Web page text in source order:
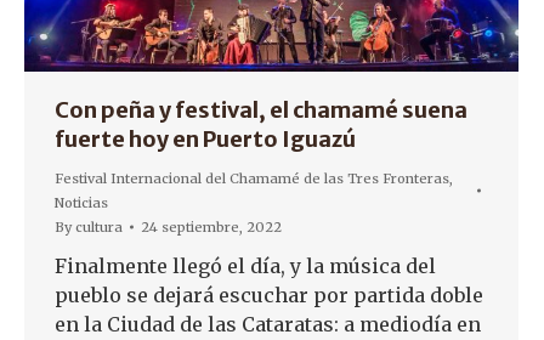
Con peña y festival, el chamamé suena
fuerte hoy en Puerto Iguazú
Festival Internacional del Chamamé de las Tres Fronteras,
Noticias
Bycultura 24 septiembre, 2022
Finalmente llegó el día, y la música del
pueblo se dejará escuchar por partida doble
en la Ciudad de las Cataratas: a mediodía en